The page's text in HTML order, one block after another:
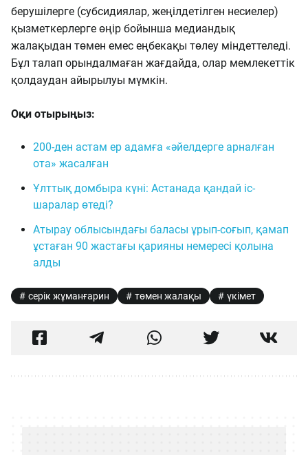
берушілерге (субсидиялар, жеңілдетілген несиелер)
қызметкерлерге өңір бойынша медиандық
жалақыдан төмен емес еңбекақы төлеу міндеттеледі.
Бұл талап орындалмаған жағдайда, олар мемлекеттік
қолдаудан айырылуы мүмкін.
Оқи отырыңыз:
200-ден астам ер адамға «әйелдерге арналған
ота» жасалған
Ұлттық домбыра күні: Астанада қандай іс-
шаралар өтеді?
Атырау облысындағы баласы ұрып-соғып, қамап
ұстаған 90 жастағы қарияны немересі қолына
алды
cерік жұманғарин төмен жалақы үкімет